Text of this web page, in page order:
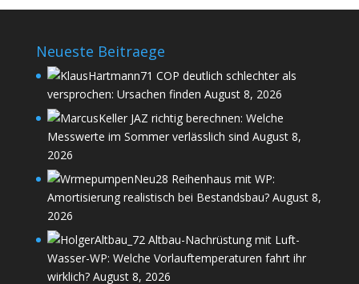
Neueste Beitraege
COP deutlich schlechter als
versprochen: Ursachen finden August 8, 2026
JAZ richtig berechnen: Welche
Messwerte im Sommer verlässlich sind August 8,
2026
Reihenhaus mit WP:
Amortisierung realistisch bei Bestandsbau? August 8,
2026
Altbau-Nachrüstung mit Luft-
Wasser-WP: Welche Vorlauftemperaturen fahrt ihr
wirklich? August 8, 2026